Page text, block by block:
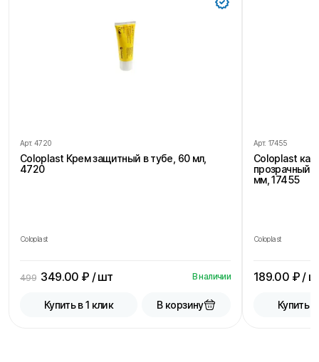
Арт. 4720
Coloplast Крем защитный в тубе, 60 мл,
4720
Coloplast
499 349.00 ₽ / шт В наличии
Купить в 1 клик В корзину
Арт. 17455
Coloplast
прозрачный,
мм, 17455
Coloplast
189.00 ₽ /
Купить в